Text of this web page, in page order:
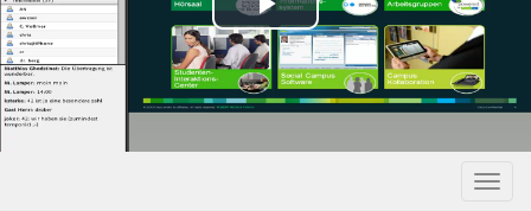
Play
Video